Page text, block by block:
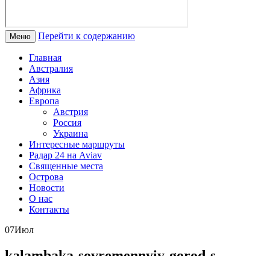
Меню Перейти к содержанию
Главная
Австралия
Азия
Африка
Европа
Австрия
Россия
Украина
Интересные маршруты
Радар 24 на Aviav
Священные места
Острова
Новости
О нас
Контакты
07Июл